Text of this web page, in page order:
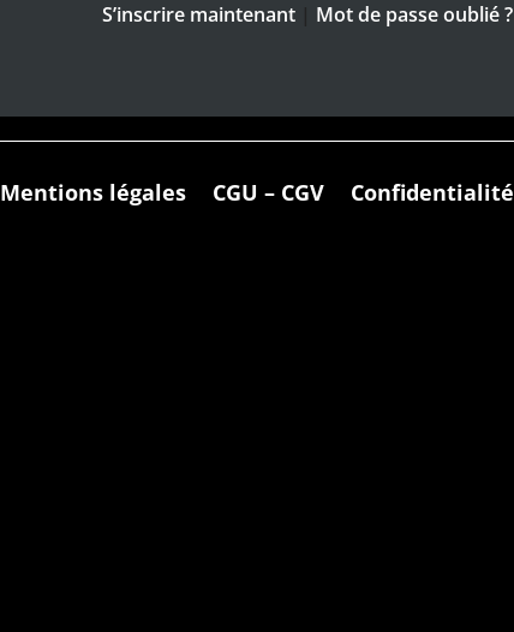
S’inscrire main­tenant Mot de passe oublié ?
Mentions légales CGU – CGV Confidentialité